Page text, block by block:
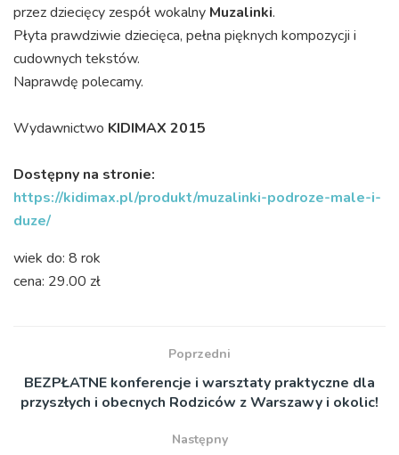
przez dziecięcy zespół wokalny Muzalinki.
Płyta prawdziwie dziecięca, pełna pięknych kompozycji i
cudownych tekstów.
Naprawdę polecamy.
Wydawnictwo KIDIMAX 2015
Dostępny na stronie:
https://kidimax.pl/produkt/muzalinki-podroze-male-i-
duze/
wiek do: 8 rok
cena: 29.00 zł
Poprzedni
BEZPŁATNE konferencje i warsztaty praktyczne dla
przyszłych i obecnych Rodziców z Warszawy i okolic!
Następny